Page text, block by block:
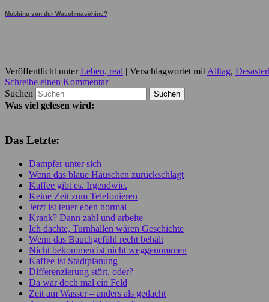
Mobbing von der Waschmaschine?
Veröffentlicht unter Leben, real | Verschlagwortet mit Alltag,
Schreibe einen Kommentar
Suchen
Was viel gelesen wird:
Das Letzte:
Dampfer unter sich
Wenn das blaue Häuschen zurückschlägt
Kaffee gibt es. Irgendwie.
Keine Zeit zum Telefonieren
Jetzt ist teuer eben normal
Krank? Dann zahl und arbeite
Ich dachte, Turnhallen wären Geschichte
Wenn das Bauchgefühl recht behält
Nicht bekommen ist nicht weggenommen
Kaffee ist Stadtplanung
Differenzierung stört, oder?
Da war doch mal ein Feld
Zeit am Wasser – anders als gedacht